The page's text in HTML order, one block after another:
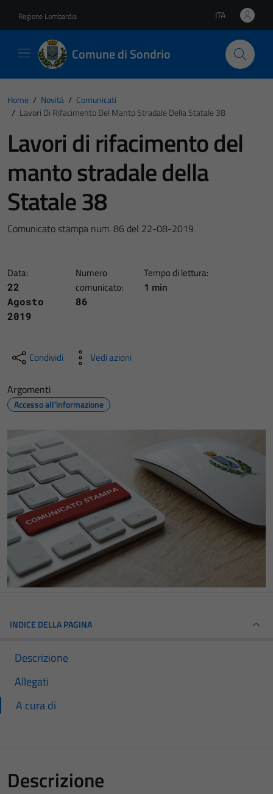
Regione Lombardia Lingua attiva:
ITA
Comune di Sondrio
Home / Novità / Comunicati
/ Lavori Di Rifacimento Del Manto Stradale Della Statale 38
Lavori di rifacimento del
manto stradale della
Statale 38
Comunicato stampa num. 86 del 22-08-2019
Data:
22
Agosto
2019
Numero
comunicato:
86
Tempo di lettura:
1 min
Condividi Vedi azioni
Argomenti
Accesso all'informazione
INDICE DELLA PAGINA
Descrizione
Allegati
A cura di
Descrizione